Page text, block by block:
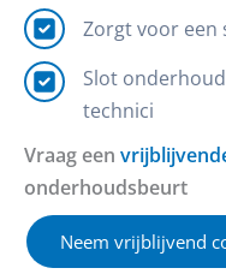
Zorgt voor een
Slot
technici
Vraag een
onderhoudsbeurt
Neem vrijblijvend